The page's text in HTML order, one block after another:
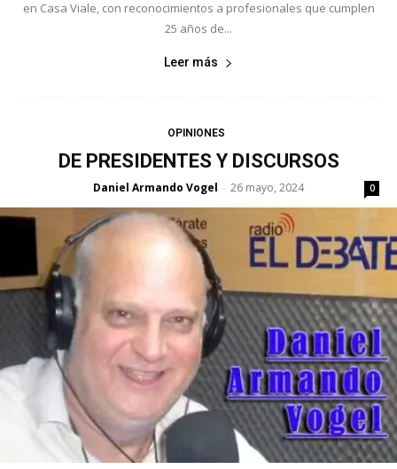
en Casa Viale, con reconocimientos a profesionales que cumplen
25 años de...
Leer más
OPINIONES
DE PRESIDENTES Y DISCURSOS
Daniel Armando Vogel - 26 mayo, 2024 0